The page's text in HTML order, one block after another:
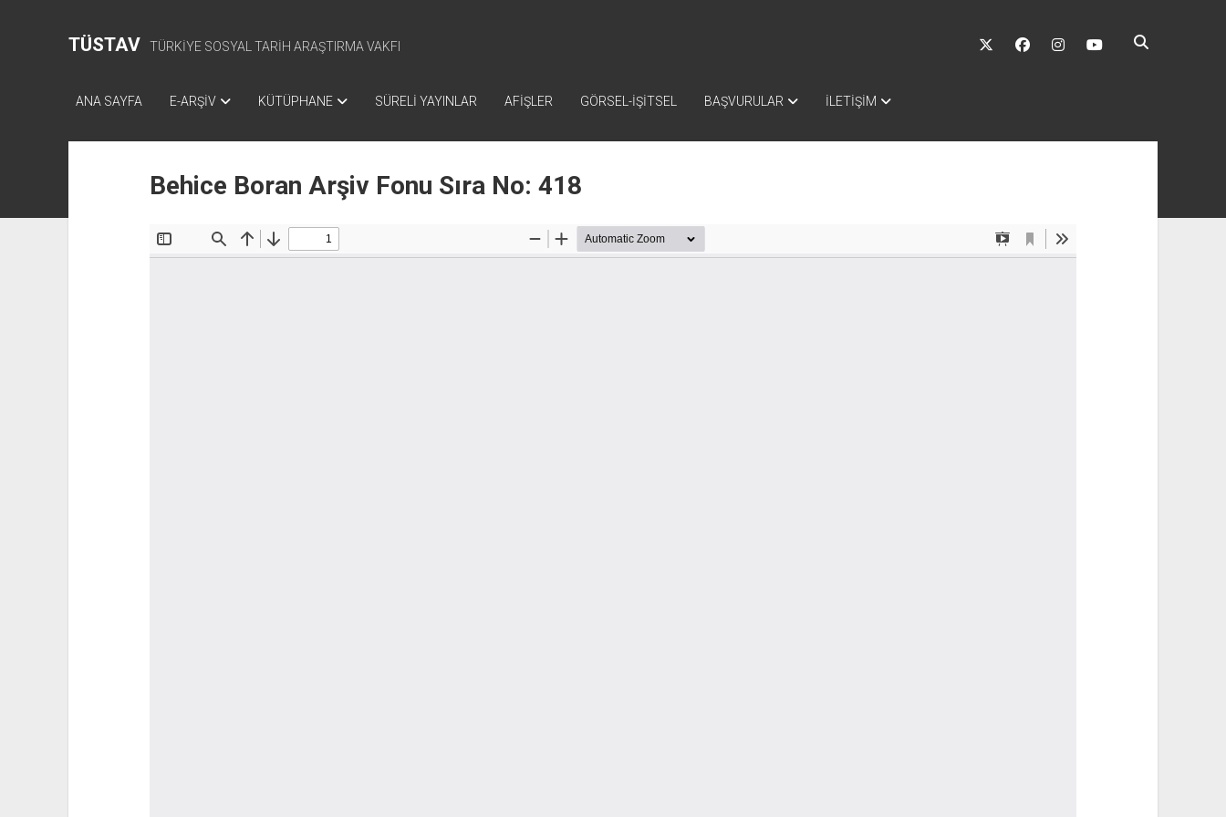
TÜSTAV TÜRKİYE SOSYAL TARİH ARAŞTIRMA VAKFI
twitter facebookinstagramyoutube
ANA SAYFA E-ARŞİV KÜTÜPHANE SÜRELİ YAYINLAR AFİŞLER GÖRSEL-İŞİTSEL BAŞVURULAR İLETİŞİM
Behice Boran Arşiv Fonu Sıra No: 418